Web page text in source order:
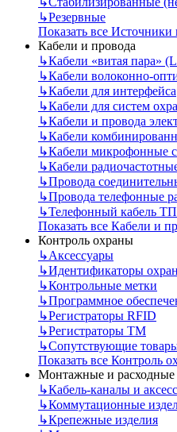
↳Резервные
Показать все Источники
Кабели и провода
↳Кабели «витая пара»
↳Кабели волоконно-
↳Кабели для интерфейса
↳Кабели для систем
↳Кабели и провода
↳Кабели
↳Кабели микрофонные
↳Кабели
↳Провода
↳Провода телефонные
↳Телефонный кабель
Показать все Кабели и
Контроль охраны
↳Аксессуары
↳Идентификаторы
↳Контрольные метки
↳Программное
↳Регистраторы RFID
↳Регистраторы ТМ
↳Сопутствующие
Показать все Контроль
Монтажные и расходные
↳Кабель-каналы и
↳Коммутационные
↳Крепежные изделия